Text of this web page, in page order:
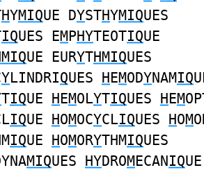
HYMIQUE DYSTHYMIQUES
IQUES EMPHYTEOTIQUE
UE EURYTHMIQUES
YLINDRIQUES HEMODYNAMIQ
TIQUE HEMOLYTIQUES HEM
IQUE HOMOCYCLIQUES HOM
IQUE HOMORYTHMIQUES
MIQUES HYDROMECANIQUE